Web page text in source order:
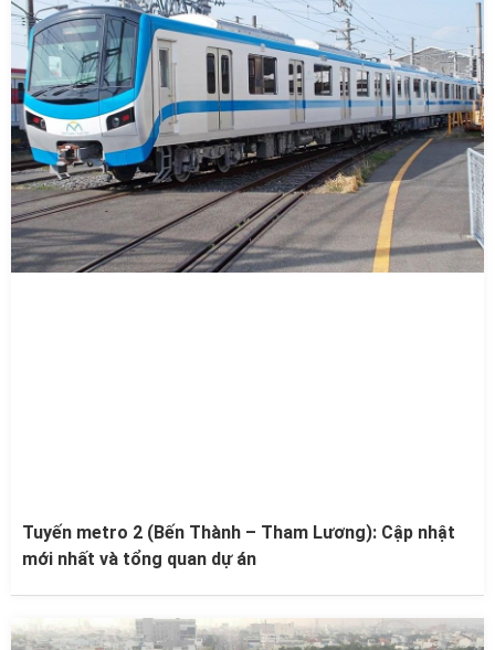
Tuyến metro 2 (Bến Thành – Tham Lương): Cập nhật
mới nhất và tổng quan dự án